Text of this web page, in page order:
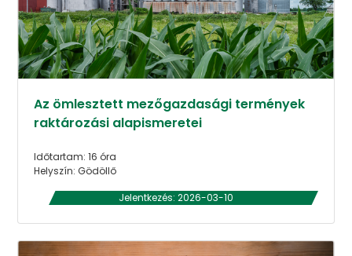
Az ömlesztett mezőgazdasági termények
raktározási alapismeretei
Időtartam: 16 óra
Helyszín: Gödöllő
Jelentkezés: 2026-03-10